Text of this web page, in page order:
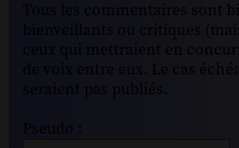
Tous les commentaires sont
bienveillants ou critiques
ceux qui mettraient en
de voix entre eux. Le cas
seraient pas publiés.
Pseudo :